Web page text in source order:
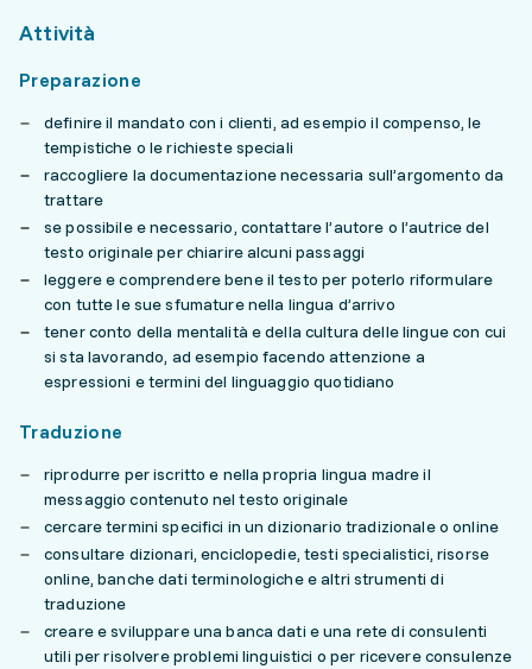
Attività
Preparazione
definire il mandato con i clienti, ad esempio il compenso, le
tempistiche o le richieste speciali
raccogliere la documentazione necessaria sull’argomento da
trattare
se possibile e necessario, contattare l’autore o l’autrice del
testo originale per chiarire alcuni passaggi
leggere e comprendere bene il testo per poterlo riformulare
con tutte le sue sfumature nella lingua d’arrivo
tener conto della mentalità e della cultura delle lingue con cui
si sta lavorando, ad esempio facendo attenzione a
espressioni e termini del linguaggio quotidiano
Traduzione
riprodurre per iscritto e nella propria lingua madre il
messaggio contenuto nel testo originale
cercare termini specifici in un dizionario tradizionale o online
consultare dizionari, enciclopedie, testi specialistici, risorse
online, banche dati terminologiche e altri strumenti di
traduzione
creare e sviluppare una banca dati e una rete di consulenti
utili per risolvere problemi linguistici o per ricevere consulenze